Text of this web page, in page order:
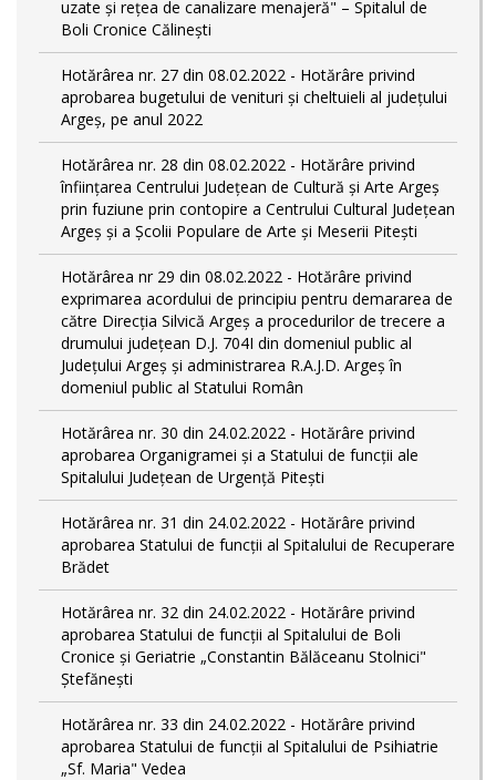
uzate și rețea de canalizare menajeră" – Spitalul de
Boli Cronice Călinești
Hotărârea nr. 27 din 08.02.2022 - Hotărâre privind
aprobarea bugetului de venituri și cheltuieli al județului
Argeș, pe anul 2022
Hotărârea nr. 28 din 08.02.2022 - Hotărâre privind
înființarea Centrului Județean de Cultură şi Arte Argeș
prin fuziune prin contopire a Centrului Cultural Judeţean
Argeş și a Școlii Populare de Arte și Meserii Pitești
Hotărârea nr 29 din 08.02.2022 - Hotărâre privind
exprimarea acordului de principiu pentru demararea de
către Direcţia Silvică Argeş a procedurilor de trecere a
drumului judeţean D.J. 704I din domeniul public al
Judeţului Argeş şi administrarea R.A.J.D. Argeş în
domeniul public al Statului Român
Hotărârea nr. 30 din 24.02.2022 - Hotărâre privind
aprobarea Organigramei și a Statului de funcții ale
Spitalului Județean de Urgență Pitești
Hotărârea nr. 31 din 24.02.2022 - Hotărâre privind
aprobarea Statului de funcții al Spitalului de Recuperare
Brădet
Hotărârea nr. 32 din 24.02.2022 - Hotărâre privind
aprobarea Statului de funcţii al Spitalului de Boli
Cronice și Geriatrie „Constantin Bălăceanu Stolnici"
Ștefănești
Hotărârea nr. 33 din 24.02.2022 - Hotărâre privind
aprobarea Statului de funcții al Spitalului de Psihiatrie
„Sf. Maria" Vedea